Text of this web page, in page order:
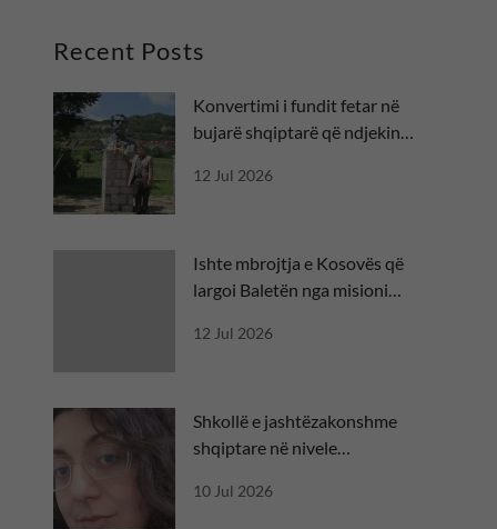
Recent Posts
Konvertimi i fundit fetar në
bujarë shqiptarë që ndjekin
12 Jul 2026
Ishte mbrojtja e Kosovës që
largoi Baletën nga misioni
12 Jul 2026
Shkollë e jashtëzakonshme
shqiptare në nivele
10 Jul 2026